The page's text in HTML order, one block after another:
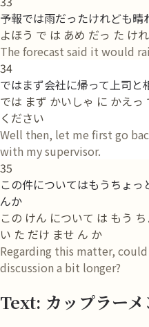
予報では雨だったけれども晴
よほう で は あめ だっ た け
The forecast said it would
34
ではまず会社に帰って上司と
では まず かいしゃ に かえ
ください
Well then, let me first go
with my supervisor.
35
この件についてはもうちょ
んか
この けん について は もう
い た だけ ませ ん か
Regarding this matter,
discussion a bit longer?
Text: カップラーメ